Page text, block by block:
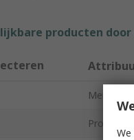
producten
Merk
Product